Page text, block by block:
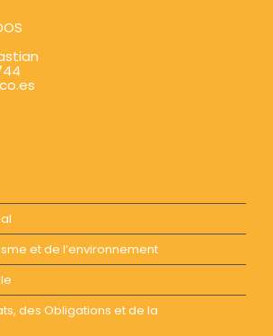
et de l’environnement
des Obligations et de la